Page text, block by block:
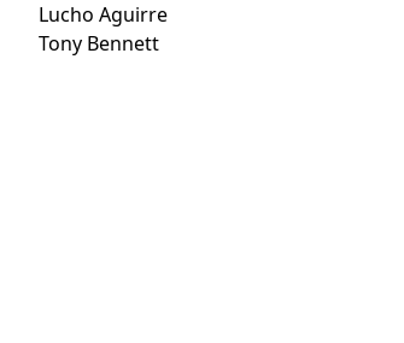
Lucho Aguirre
Tony Bennett